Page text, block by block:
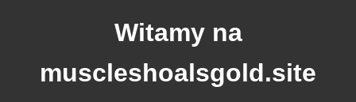
Witamy na
muscleshoalsgold.site